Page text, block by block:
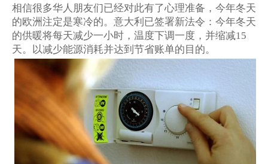
相信很多华人朋友们已经对此有了心理准备，今年冬天
的欧洲注定是寒冷的。意大利已签署新法令：今年冬天
的供暖将每天减少一小时，温度下调一度，并缩减15
天。以减少能源消耗并达到节省账单的目的。